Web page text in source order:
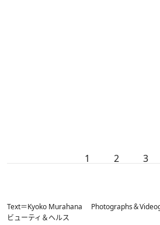
1 2 3
Text＝Kyoko Murahana Photographs＆
ビューティ＆ヘルス